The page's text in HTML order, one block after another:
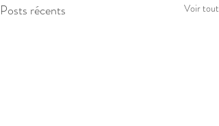
Posts récents Voir tout